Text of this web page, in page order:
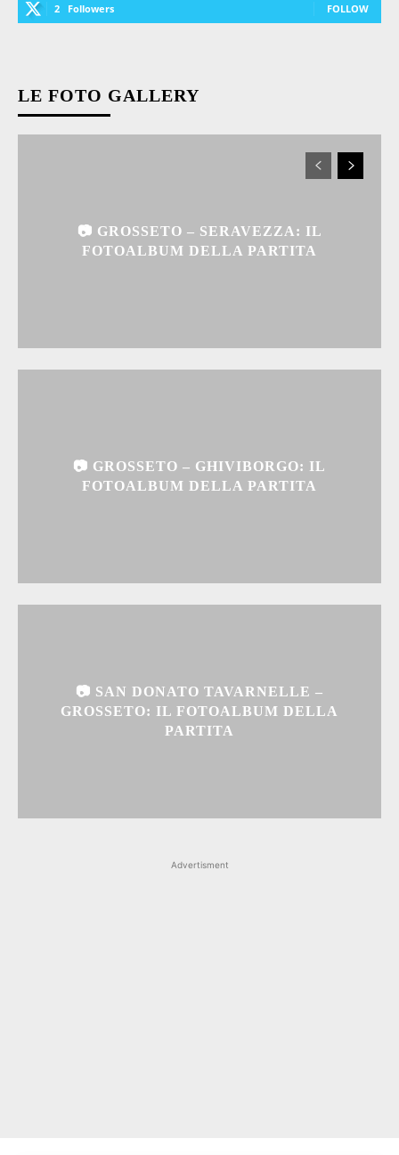
2 Followers FOLLOW
LE FOTO GALLERY
📷 GROSSETO – SERAVEZZA: IL
FOTOALBUM DELLA PARTITA
📷 GROSSETO – GHIVIBORGO: IL
FOTOALBUM DELLA PARTITA
📷 SAN DONATO TAVARNELLE –
GROSSETO: IL FOTOALBUM DELLA
PARTITA
Advertisment